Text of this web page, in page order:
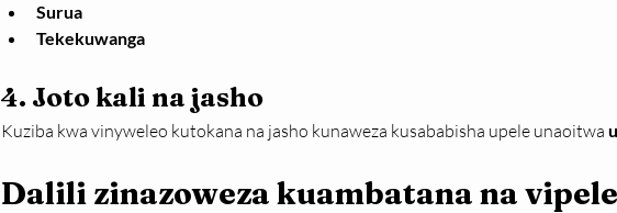
Surua
Tekekuwanga
4. Joto kali na jasho
Kuziba kwa vinyweleo kutokana na jasho kunaweza kusababisha upele unaoitwa
Dalili zinazoweza kuambatana na vipele